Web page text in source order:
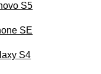
S5
SE
S4